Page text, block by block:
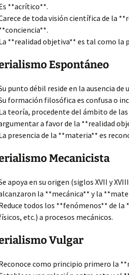
**acrítico**.
de toda visión científica de la
**realidad objetiva** es tal como la
Espontáneo
punto débil reside en la ausencia
formación filosófica es confusa o
teoría, procedente del ámbito de
a favor de la **realidad
presencia de la **materia** es
Mecanicista
apoya en su origen (siglos XVII y
la **mecánica** y la
todos los **fenómenos** de
etc.) a procesos mecánicos.
Vulgar
como principio primero la